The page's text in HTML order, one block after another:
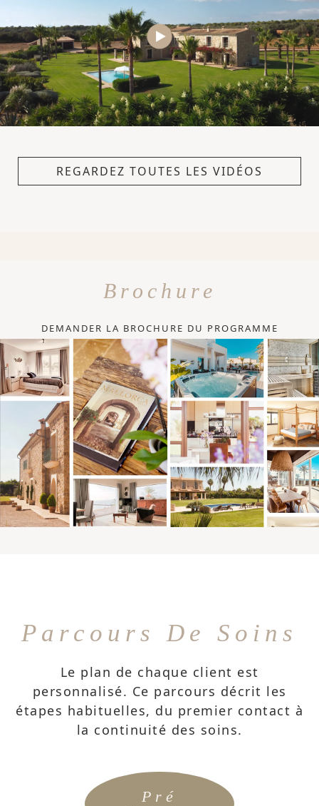
REGARDEZ TOUTES LES VIDÉOS
Brochure
DEMANDER LA BROCHURE DU PROGRAMME
Parcours De Soins
Le plan de chaque client est
personnalisé. Ce parcours décrit les
étapes habituelles, du premier contact à
la continuité des soins.
Pré